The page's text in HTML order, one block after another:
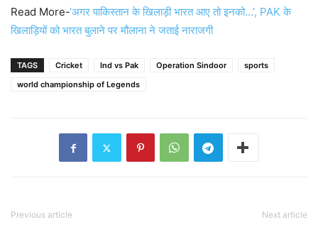
Read More-‘अगर पाकिस्तान के खिलाड़ी भारत आए तो इनको…’, PAK के
खिलाड़ियों को भारत बुलाने पर मौलाना ने जताई नाराजगी
TAGS Cricket Ind vs Pak Operation Sindoor
sports
world championship of Legends
Previous article Next article